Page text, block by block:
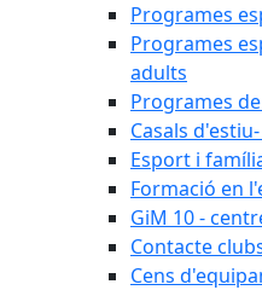
Programes
Programes
adults
Programes
Casals
Esport i
Formació en
GiM 10 -
Contacte
Cens